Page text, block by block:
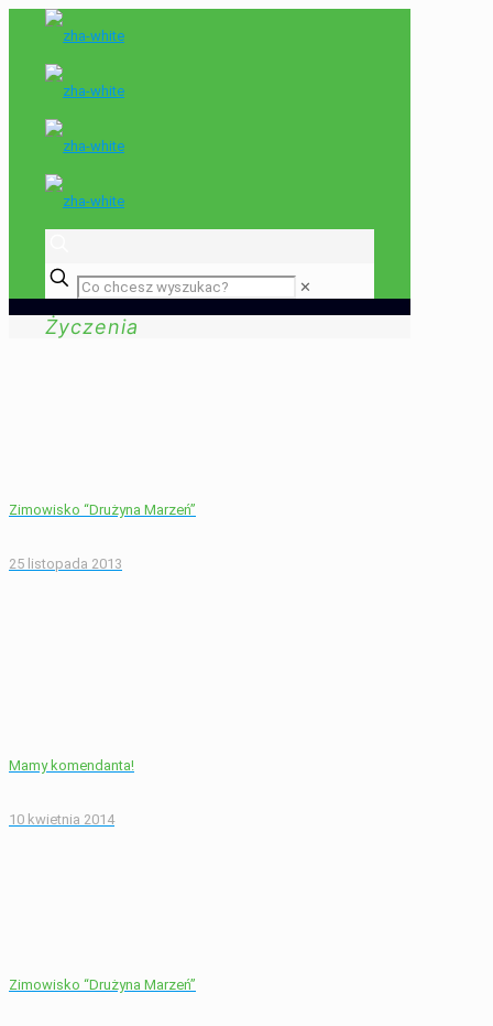
✕
Życzenia
Zimowisko “Drużyna Marzeń”
25 listopada 2013
Mamy komendanta!
10 kwietnia 2014
Zimowisko “Drużyna Marzeń”